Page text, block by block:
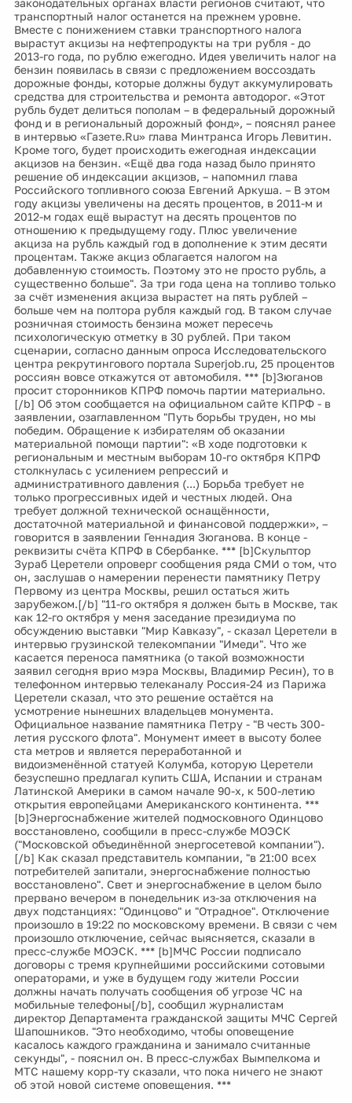
транспортный налог останется на прежнем уровне.
Вместе с понижением ставки транспортного налога
вырастут акцизы на нефтепродукты на три рубля - до
2013-го года, по рублю ежегодно. Идея увеличить налог на
бензин появилась в связи с предложением воссоздать
дорожные фонды, которые должны будут аккумулировать
средства для строительства и ремонта автодорог. «Этот
рубль будет делиться пополам – в федеральный дорожный
фонд и в региональный дорожный фонд», – пояснял ранее
в интервью «Газете.Ru» глава Минтранса Игорь Левитин.
Кроме того, будет происходить ежегодная индексации
акцизов на бензин. «Ещё два года назад было принято
решение об индексации акцизов, – напомнил глава
Российского топливного союза Евгений Аркуша. – В этом
году акцизы увеличены на десять процентов, в 2011-м и
2012-м годах ещё вырастут на десять процентов по
отношению к предыдущему году. Плюс увеличение
акциза на рубль каждый год в дополнение к этим десяти
процентам. Также акциз облагается налогом на
добавленную стоимость. Поэтому это не просто рубль, а
существенно больше". За три года цена на топливо только
за счёт изменения акциза вырастет на пять рублей –
больше чем на полтора рубля каждый год. В таком случае
розничная стоимость бензина может пересечь
психологическую отметку в 30 рублей. При таком
сценарии, согласно данным опроса Исследовательского
центра рекрутингового портала Superjob.ru, 25 процентов
россиян вовсе откажутся от автомобиля. *** [b]Зюганов
просит сторонников КПРФ помочь партии материально.
[/b] Об этом сообщается на официальном сайте КПРФ - в
заявлении, озаглавленном "Путь борьбы труден, но мы
победим. Обращение к избирателям об оказании
материальной помощи партии": «В ходе подготовки к
региональным и местным выборам 10-го октября КПРФ
столкнулась с усилением репрессий и
административного давления (...) Борьба требует не
только прогрессивных идей и честных людей. Она
требует должной технической оснащённости,
достаточной материальной и финансовой поддержки», –
говорится в заявлении Геннадия Зюганова. В конце -
реквизиты счёта КПРФ в Сбербанке. *** [b]Скульптор
Зураб Церетели опроверг сообщения ряда СМИ о том, что
он, заслушав о намерении перенести памятнику Петру
Первому из центра Москвы, решил остаться жить
зарубежом.[/b] "11-го октября я должен быть в Москве, так
как 12-го октября у меня заседание президиума по
обсуждению выставки "Мир Кавказу", - сказал Церетели в
интервью грузинской телекомпании "Имеди". Что же
касается переноса памятника (о такой возможности
заявил сегодня врио мэра Москвы, Владимир Ресин), то в
телефонном интервью телеканалу Россия-24 из Парижа
Церетели сказал, что это решение остаётся на
усмотрение нынешних владельцев монумента.
Официальное название памятника Петру - "В честь 300-
летия русского флота". Монумент имеет в высоту более
ста метров и является переработанной и
видоизменённой статуей Колумба, которую Церетели
безуспешно предлагал купить США, Испании и странам
Латинской Америки в самом начале 90-х, к 500-летию
открытия европейцами Американского континента. ***
[b]Энергоснабжение жителей подмосковного Одинцово
восстановлено, сообщили в пресс-службе МОЭСК
("Московской объединённой энергосетевой компании").
[/b] Как сказал представитель компании, "в 21:00 всех
потребителей запитали, энергоснабжение полностью
восстановлено". Свет и энергоснабжение в целом было
прервано вечером в понедельник из-за отключения на
двух подстанциях: "Одинцово" и "Отрадное". Отключение
произошло в 19:22 по московскому времени. В связи с чем
произошло отключение, сейчас выясняется, сказали в
пресс-службе МОЭСК. *** [b]МЧС России подписало
договоры с тремя крупнейшими российскими сотовыми
операторами, и уже в будущем году жители России
должны начать получать сообщения об угрозе ЧС на
мобильные телефоны[/b], сообщил журналистам
директор Департамента гражданской защиты МЧС Сергей
Шапошников. "Это необходимо, чтобы оповещение
касалось каждого гражданина и занимало считанные
секунды", - пояснил он. В пресс-службах Вымпелкома и
МТС нашему корр-ту сказали, что пока ничего не знают
об этой новой системе оповещения. ***